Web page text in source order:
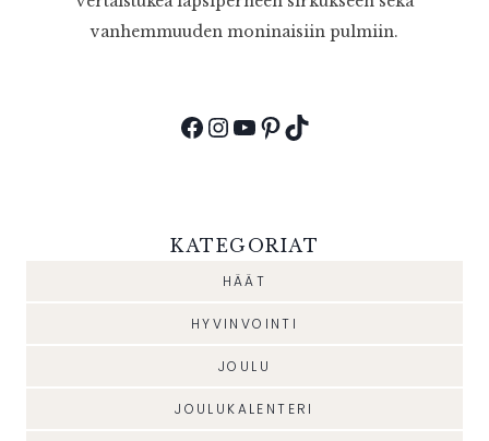
vanhemmuuden moninaisiin pulmiin.
Facebook
Instagram
YouTube
Pinterest
TikTok
KATEGORIAT
HÄÄT
HYVINVOINTI
JOULU
JOULUKALENTERI